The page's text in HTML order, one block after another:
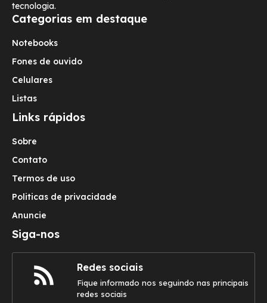
tecnologia.
Categorias em destaque
Notebooks
Fones de ouvido
Celulares
Listas
Links rápidos
Sobre
Contato
Termos de uso
Politicas de privacidade
Anuncie
Siga-nos
Redes sociais
Fique informado nos seguindo nas principais
redes sociais